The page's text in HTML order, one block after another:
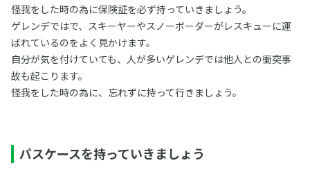
怪我をした時の為に保険証を必ず持っていきましょう。
ゲレンデではで、スキーヤーやスノーボーダーがレスキューに運
ばれているのをよく見かけます。
自分が気を付けていても、人が多いゲレンデでは他人との衝突事
故も起こります。
怪我をした時の為に、忘れずに持って行きましょう。
パスケースを持っていきましょう